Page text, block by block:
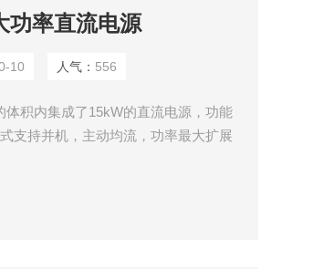
功率直流电源
10 人气： 556
体积内集成了15kW的直流电源，功能
支持并机，主动均流，功率最大扩展
量功能。